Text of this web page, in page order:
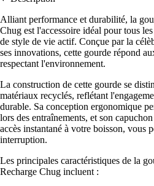
Alliant performance et durabilité, la
Chug est l'accessoire idéal pour tous
de style de vie actif. Conçue par la
ses innovations, cette gourde répond
respectant l'environnement.
La construction de cette gourde se
matériaux recyclés, reflétant
durable. Sa conception ergonomique
lors des entraînements, et son
accès instantané à votre boisson, vous
interruption.
Les principales caractéristiques de la
Recharge Chug incluent :